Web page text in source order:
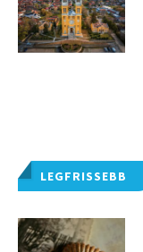
LEGFRISSEBB